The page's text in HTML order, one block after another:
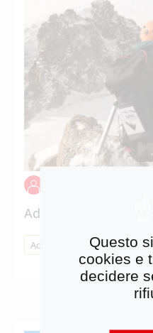
Adone in vetta…
Adone Feel GoodQuesto
cookies e
decidere